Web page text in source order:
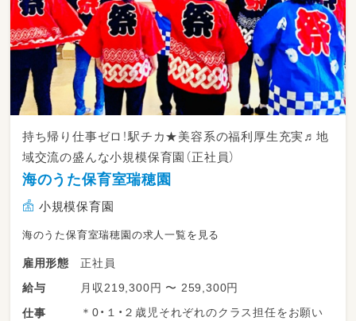
持ち帰り仕事ゼロ！駅チカ★美容系の福利厚生充実♬地
域交流の盛んな小規模保育園（正社員）
海のうた保育室瑞穂園
小規模保育園
海のうた保育室瑞穂園の求人一覧を見る
雇用形態
正社員
給与
月収219,300円 〜 259,300円
仕事
＊0・１・２歳児それぞれのクラス担任をお願い